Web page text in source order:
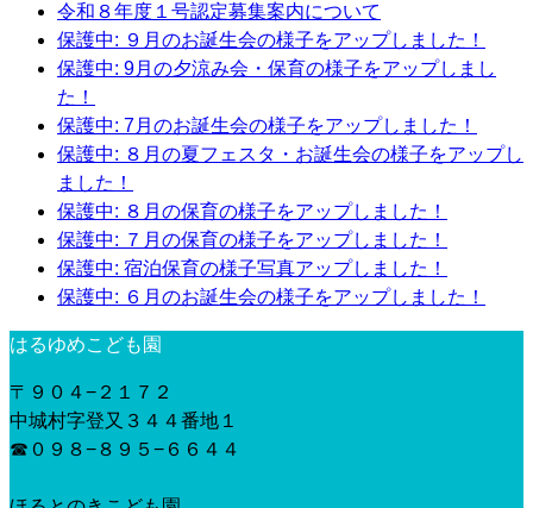
令和８年度１号認定募集案内について
保護中: ９月のお誕生会の様子をアップしました！
保護中: 9月の夕涼み会・保育の様子をアップしまし
た！
保護中: 7月のお誕生会の様子をアップしました！
保護中: ８月の夏フェスタ・お誕生会の様子をアップし
ました！
保護中: ８月の保育の様子をアップしました！
保護中: ７月の保育の様子をアップしました！
保護中: 宿泊保育の様子写真アップしました！
保護中: ６月のお誕生会の様子をアップしました！
はるゆめこども園
〒９０４−２１７２
中城村字登又３４４番地１
☎︎０９８−８９５−６６４４